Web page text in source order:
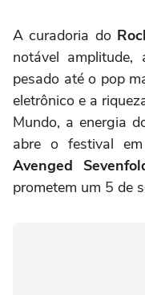
A curadoria do
notável amplitude,
pesado até o pop
eletrônico e a
Mundo, a energia
abre o festival
Avenged
prometem um 5 de